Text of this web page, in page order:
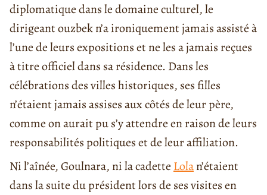
diplomatique dans le domaine culturel, le
dirigeant ouzbek n’a ironiquement jamais assisté à
l’une de leurs expositions et ne les a jamais reçues
à titre officiel dans sa résidence. Dans les
célébrations des villes historiques, ses filles
n’étaient jamais assises aux côtés de leur père,
comme on aurait pu s’y attendre en raison de leurs
responsabilités politiques et de leur affiliation.
Ni l’aînée, Goulnara, ni la cadette Lolan’étaient
dans la suite du président lors de ses visites en